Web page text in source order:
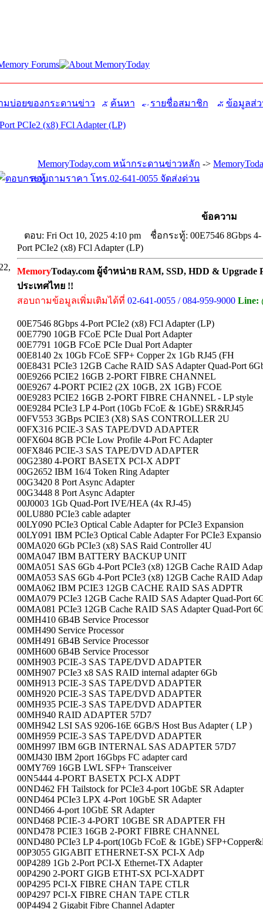
มบ่อยของกระดานข่าว ค้นหา รายชื่อสมาชิก ข้อมูลส่
PCIe2 (x8) FCl Adapter (LP)
MemoryToday.com หน้ากระดานข่าวหลัก ->
สอบถามราคา โทร.02-641-0055 จัดส่งด่วน
ข้อความ
ตอบ: Fri Oct 10, 2025 4:10 pm
ชื่อกระทู้: 00E7546 8Gbps 4-
Port PCIe2 (x8) FCl Adapter (LP)
MemoryToday.com ผู้จำหน่าย RAM, SSD, HDD &
ประเทศไทย !!
สอบถามข้อมูลเพิ่มเติมได้ที่ 02-641-0055 / 084-959-9000 Line:
00E7546 8Gbps 4-Port PCIe2 (x8) FCl Adapter (LP)
00E7790 10GB FCoE PCIe Dual Port Adapter
00E7791 10GB FCoE PCIe Dual Port Adapter
00E8140 2x 10Gb FCoE SFP+ Copper 2x 1Gb RJ45 (FH
00E8431 PCIe3 12GB Cache RAID SAS Adapter Quad-Port
00E9266 PCIE2 16GB 2-PORT FIBRE CHANNEL
00E9267 4-PORT PCIE2 (2X 10GB, 2X 1GB) FCOE
00E9283 PCIE2 16GB 2-PORT FIBRE CHANNEL - LP style
00E9284 PCIe3 LP 4-Port (10Gb FCoE & 1GbE) SR&RJ45
00FV553 3GBps PCIE3 (X8) SAS CONTROLLER 2U
00FX316 PCIE-3 SAS TAPE/DVD ADAPTER
00FX604 8GB PCIe Low Profile 4-Port FC Adapter
00FX846 PCIE-3 SAS TAPE/DVD ADAPTER
00G2380 4-PORT BASETX PCI-X ADPT
00G2652 IBM 16/4 Token Ring Adapter
00G3420 8 Port Async Adapter
00G3448 8 Port Async Adapter
00J0003 1Gb Quad-Port IVE/HEA (4x RJ-45)
00LU880 PCIe3 cable adapter
00LY090 PCIe3 Optical Cable Adapter for PCIe3 Expansion
00LY091 IBM PCIe3 Optical Cable Adapter For PCIe3 Expansio
00MA020 6Gb PCIe3 (x8) SAS Raid Controller 4U
00MA047 IBM BATTERY BACKUP UNIT
00MA051 SAS 6Gb 4-Port PCIe3 (x8) 12GB Cache RAID
00MA053 SAS 6Gb 4-Port PCIe3 (x8) 12GB Cache RAID
00MA062 IBM PCIE3 12GB CACHE RAID SAS ADPTR
00MA079 PCIe3 12GB Cache RAID SAS Adapter Quad-Port
00MA081 PCIe3 12GB Cache RAID SAS Adapter Quad-Port
00MH410 6B4B Service Processor
00MH490 Service Processor
00MH491 6B4B Service Processor
00MH600 6B4B Service Processor
00MH903 PCIE-3 SAS TAPE/DVD ADAPTER
00MH907 PCIe3 x8 SAS RAID internal adapter 6Gb
00MH913 PCIE-3 SAS TAPE/DVD ADAPTER
00MH920 PCIE-3 SAS TAPE/DVD ADAPTER
00MH935 PCIE-3 SAS TAPE/DVD ADAPTER
00MH940 RAID ADAPTER 57D7
00MH942 LSI SAS 9206-16E 6GB/S Host Bus Adapter ( LP )
00MH959 PCIE-3 SAS TAPE/DVD ADAPTER
00MH997 IBM 6GB INTERNAL SAS ADAPTER 57D7
00MJ430 IBM 2port 16Gbps FC adapter card
00MY769 16GB LWL SFP+ Transceiver
00N5444 4-PORT BASETX PCI-X ADPT
00ND462 FH Tailstock for PCIe3 4-port 10GbE SR Adapter
00ND464 PCIe3 LPX 4-Port 10GbE SR Adapter
00ND466 4-port 10GbE SR Adapter
00ND468 PCIE-3 4-PORT 10GBE SR ADAPTER FH
00ND478 PCIE3 16GB 2-PORT FIBRE CHANNEL
00ND480 PCIe3 LP 4-port(10Gb FCoE & 1GbE)
00P3055 GIGABIT ETHERNET-SX PCI-X Adp
00P4289 1Gb 2-Port PCI-X Ethernet-TX Adapter
00P4290 2-PORT GIGB ETHT-SX PCI-XADPT
00P4295 PCI-X FIBRE CHAN TAPE CTLR
00P4297 PCI-X FIBRE CHAN TAPE CTLR
00P4494 2 Gigabit Fibre Channel Adapter